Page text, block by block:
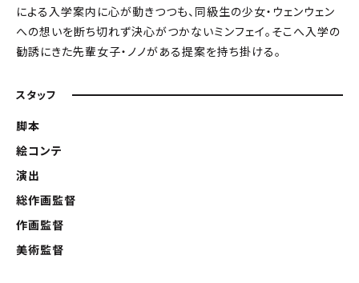
による入学案内に心が動きつつも、同級生の少女・ウェンウェン
への想いを断ち切れず決心がつかないミンフェイ。そこへ入学の
勧誘にきた先輩女子・ノノがある提案を持ち掛ける。
スタッフ
脚本
絵コンテ
演出
総作画監督
作画監督
美術監督